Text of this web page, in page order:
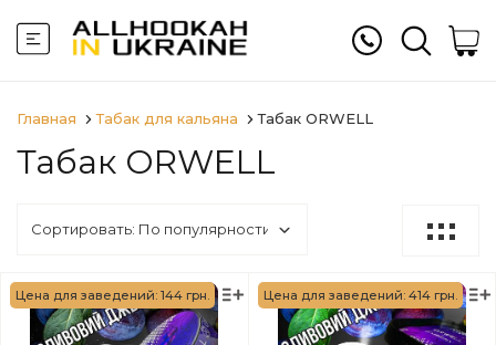
Главная Табак для кальяна Табак ORWELL
Табак ORWELL
Цена для заведений: 144 грн. Цена для заведений: 414 грн.